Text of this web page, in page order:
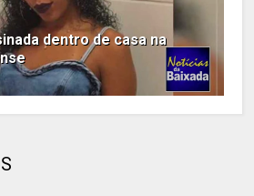
dentro de casa na